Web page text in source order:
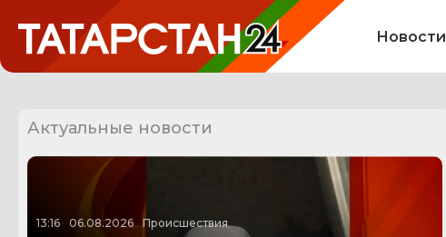
Новости
Актуальные новости
13:16 06.08.2026 Происшествия